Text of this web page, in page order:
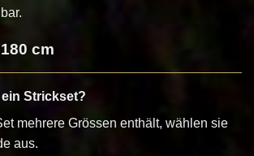
cm
Strickset?
mehrere Grössen enthält, wählen sie
aus.